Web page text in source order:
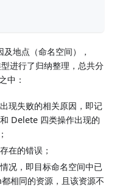
地点（命名空间），
进行了归纳整理，总共分
中：
现失败的相关原因，即记
Delete 四类操作出现的
在的错误；
况，即目标命名空间中已
相同的资源，且该资源不